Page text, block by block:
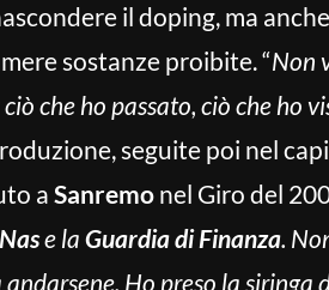
il doping, ma
sostanze proibite. “Non
che ho passato, ciò che ho
seguite poi nel
a Sanremo nel Giro del
Nase la Guardia di Finanza.
Ho preso la siringa